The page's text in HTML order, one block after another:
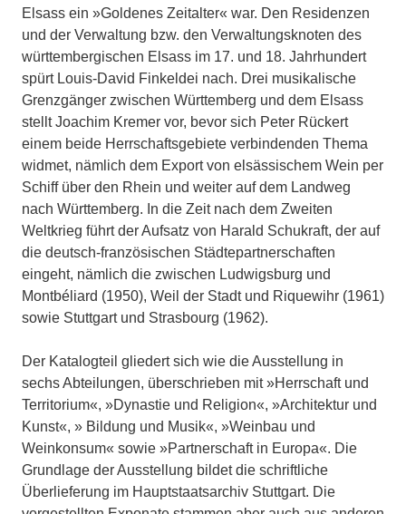
Elsass ein »Goldenes Zeitalter« war. Den Residenzen
und der Verwaltung bzw. den Verwaltungsknoten des
württembergischen Elsass im 17. und 18. Jahrhundert
spürt Louis-David Finkeldei nach. Drei musikalische
Grenzgänger zwischen Württemberg und dem Elsass
stellt Joachim Kremer vor, bevor sich Peter Rückert
einem beide Herrschaftsgebiete verbindenden Thema
widmet, nämlich dem Export von elsässischem Wein per
Schiff über den Rhein und weiter auf dem Landweg
nach Württemberg. In die Zeit nach dem Zweiten
Weltkrieg führt der Aufsatz von Harald Schukraft, der auf
die deutsch-französischen Städtepartnerschaften
eingeht, nämlich die zwischen Ludwigsburg und
Montbéliard (1950), Weil der Stadt und Riquewihr (1961)
sowie Stuttgart und Strasbourg (1962).
Der Katalogteil gliedert sich wie die Ausstellung in
sechs Abteilungen, überschrieben mit »Herrschaft und
Territorium«, »Dynastie und Religion«, »Architektur und
Kunst«, » Bildung und Musik«, »Weinbau und
Weinkonsum« sowie »Partnerschaft in Europa«. Die
Grundlage der Ausstellung bildet die schriftliche
Überlieferung im Hauptstaatsarchiv Stuttgart. Die